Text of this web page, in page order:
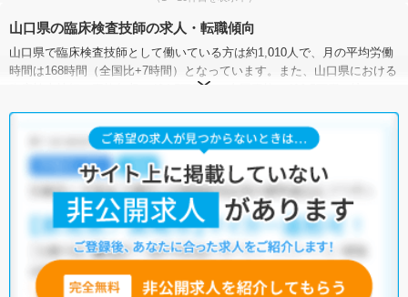
山口県の臨床検査技師の求人・転職傾向
山口県で臨床検査技師として働いている方は約1,010人で、月の平均労働
時間は168時間（全国比+7時間）となっています。また、山口県における
臨床検査技師の平均年収は434.7万円で、全国平均の496.5万円と比べてや
臨床検査技師の有効求人倍率は、全国平均が1.42倍なのに対して、山口県
は0.89倍。こちらもやや低い傾向にあります。一方で、山口県には病院が
141施設、クリニックが1,019施設あり、臨床検査技師として働ける施設
が豊富です。さまざまな求人の中から、ぜひ自分の条件に合った職場を
探してみてください。
マイナビコメディカルでは、サイトに掲載されていない非公開求人や限
定求人も多数取り扱っております。もしご希望の条件に合った求人が見
つからない場合は、キャリアアドバイザーが非公開求人を含む中から厳
選してご紹介いたしますので、ぜひご活用ください。